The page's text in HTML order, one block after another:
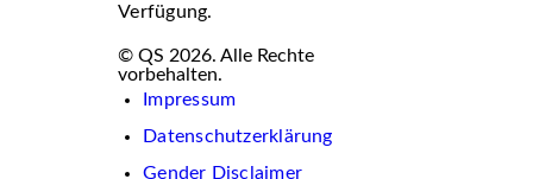
Verfügung.
© QS 2026. Alle Rechte
vorbehalten.
Impressum
Datenschutzerklärung
Gender Disclaimer